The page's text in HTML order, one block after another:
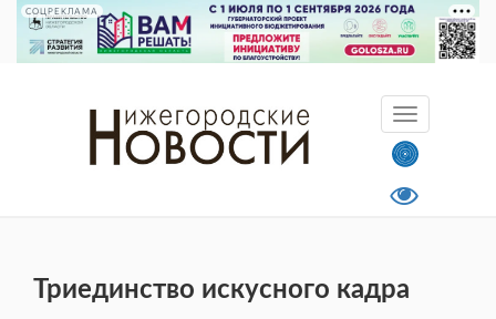
СОЦРЕКЛАМА
Триединство искусного кадра